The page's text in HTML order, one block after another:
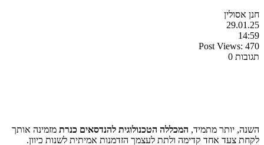
חנן אסולין
29.01.25
14:59
Post Views: 470
תגובות 0
השנה, יותר מתמיד, המכללה הטכנולוגית להנדסאים כנרת מזמינה אותך
לקחת צעד אחד קדימה ולתת לעצמך הזדמנות אמיתית לשנות כיוון.